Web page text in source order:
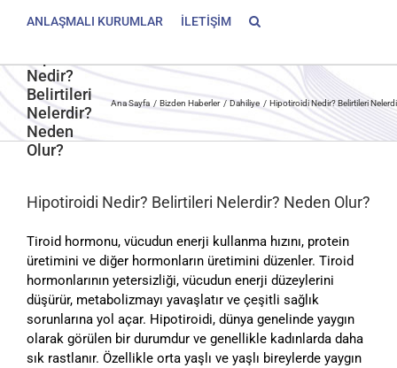
ANLAŞMALI KURUMLAR İLETİŞİM
Nedir?
Belirtileri
Nelerdir?
Neden
Olur?
Ana Sayfa Bizden Haberler Dahiliye Hipotiroidi Nedir? Belirtileri
Hipotiroidi Nedir? Belirtileri Nelerdir? Neden Olur?
Tiroid hormonu, vücudun enerji kullanma hızını, protein
üretimini ve diğer hormonların üretimini düzenler. Tiroid
hormonlarının yetersizliği, vücudun enerji düzeylerini
düşürür, metabolizmayı yavaşlatır ve çeşitli sağlık
sorunlarına yol açar. Hipotiroidi, dünya genelinde yaygın
olarak görülen bir durumdur ve genellikle kadınlarda daha
sık rastlanır. Özellikle orta yaşlı ve yaşlı bireylerde yaygın